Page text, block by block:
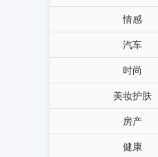
情感
汽车
时尚
美妆护肤
房产
健康